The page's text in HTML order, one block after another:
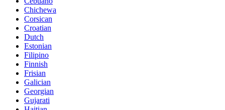
Chichewa
Corsican
Croatian
Dutch
Estonian
Filipino
Finnish
Frisian
Galician
Georgian
Gujarati